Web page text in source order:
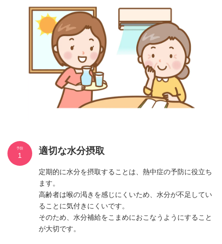
適切な水分摂取
定期的に水分を摂取することは、熱中症の予防に役立ち
ます。
高齢者は喉の渇きを感じにくいため、水分が不足してい
ることに気付きにくいです。
そのため、水分補給をこまめにおこなうようにすること
が大切です。
予防
1